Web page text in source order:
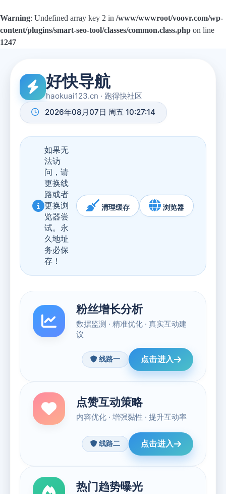
Warning: Undefined array key 2 in /www/wwwroot/voovr.com/wp-
content/plugins/smart-seo-tool/classes/common.class.php on line
1247